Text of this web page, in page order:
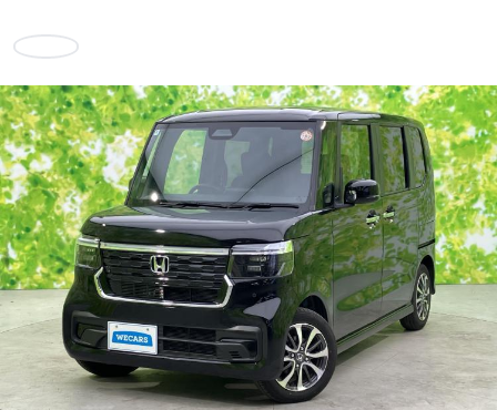
車検サービス トップ
車検料金・メニュー
品質管理とサポート体制
オイル交換・点検・整備予約
お役立ち情報
お問い合わせ
企業情報 採用情報
お気に入り